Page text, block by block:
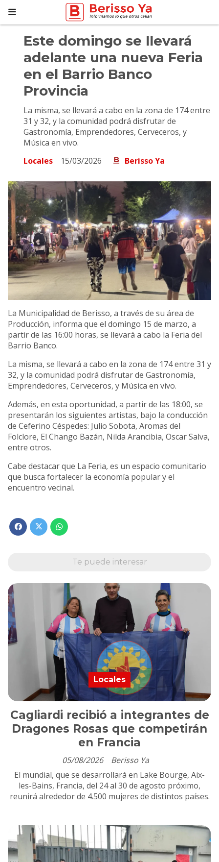
Este domingo se llevará
adelante una nueva Feria
en el Barrio Banco
Provincia
La misma, se llevará a cabo en la zona de 174 entre
31 y 32, y la comunidad podrá disfrutar de
Gastronomía, Emprendedores, Cerveceros, y
Música en vivo.
Locales
15/03/2026 Berisso Ya
La Municipalidad de Berisso, a través de su área de
Producción, informa que el domingo 15 de marzo, a
partir de las 16:00 horas, se llevará a cabo la Feria del
Barrio Banco.
La misma, se llevará a cabo en la zona de 174 entre 31 y
32, y la comunidad podrá disfrutar de Gastronomía,
Emprendedores, Cerveceros, y Música en vivo.
Además, en esta oportunidad, a partir de las 18:00, se
presentarán los siguientes artistas, bajo la conducción
de Ceferino Céspedes: Julio Sobota, Aromas del
Folclore, El Chango Bazán, Nilda Arancibia, Oscar Salva,
entre otros.
Cabe destacar que La Feria, es un espacio comunitario
que busca fortalecer la economía popular y el
encuentro vecinal.
Te puede interesar
Cagliardi recibió a integrantes de
Dragones Rosas que competirán
en Francia
Berisso Ya
Locales
05/08/2026
El mundial, que se desarrollará en Lake Bourge, Aix-
les-Bains, Francia, del 24 al 30 de agosto próximo,
reunirá alrededor de 4.500 mujeres de distintos países.